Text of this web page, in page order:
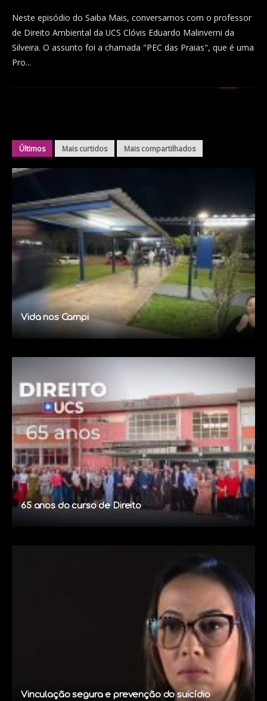
Neste episódio do Saiba Mais, conversamos com o professor
de Direito Ambiental da UCS Clóvis Eduardo Malinverni da
Silveira. O assunto foi a chamada "PEC das Praias", que é uma
Pro...
Últimos Mais curtidos Mais compartilhados
Vida nos Campi
65 anos do curso de Direito
Vinculação segura e prevenção do suicídio